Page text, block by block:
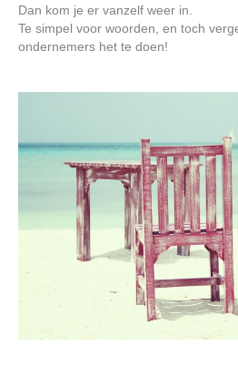
Dan kom je er vanzelf weer in.
Te simpel voor woorden, en toch
ondernemers het te doen!